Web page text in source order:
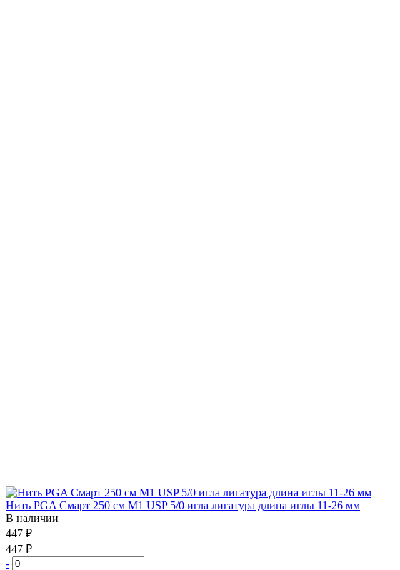
Нить PGA Смарт 250 см М1 USP 5/0 игла лигатура длина иглы 11-26 мм
В наличии
447 ₽
447 ₽
-